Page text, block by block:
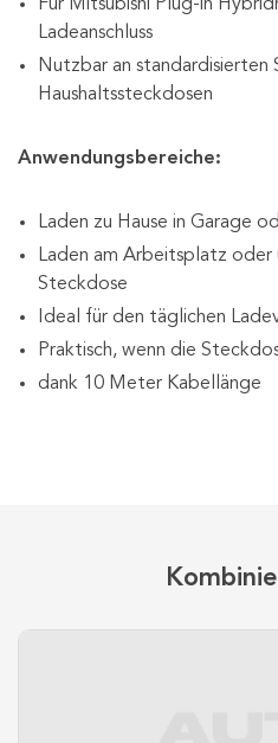
Für Mitsubishi Plug-in
Ladeanschluss
Nutzbar an standardisierten
Haushaltssteckdosen
Anwendungsbereiche:
Laden zu Hause in Garage
Laden am Arbeitsplatz oder
Steckdose
Ideal für den täglichen
Praktisch, wenn die
dank 10 Meter Kabellänge